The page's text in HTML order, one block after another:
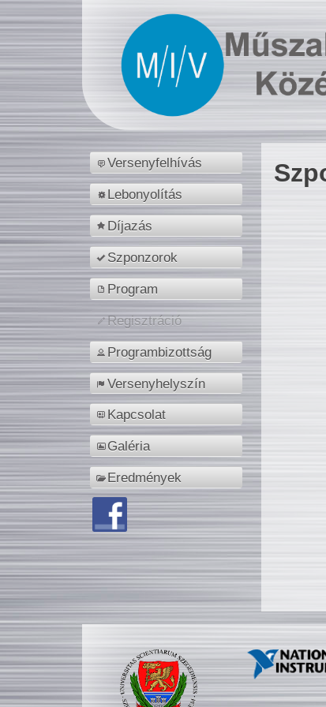
Versenyfelhívás
Lebonyolítás
Díjazás
Szponzorok
Program
Regisztráció
Programbizottság
Versenyhelyszín
Kapcsolat
Galéria
Eredmények